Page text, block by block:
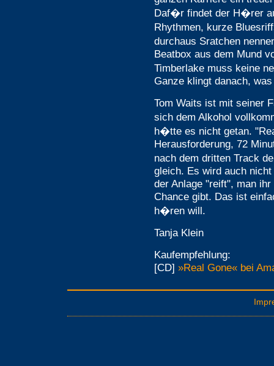
Daf�r findet der H�rer
Rhythmen, kurze
durchaus Sratchen
Beatbox aus dem Mund
Timberlake muss keine
Ganze klingt danach,
Tom Waits ist mit seiner
sich dem Alkohol
h�tte es nicht getan.
Herausforderung, 72
nach dem dritten Track
gleich. Es wird auch
der Anlage "reift", man
Chance gibt. Das ist
h�ren will.
Tanja Klein
Kaufempfehlung:
[CD] »Real Gone« bei